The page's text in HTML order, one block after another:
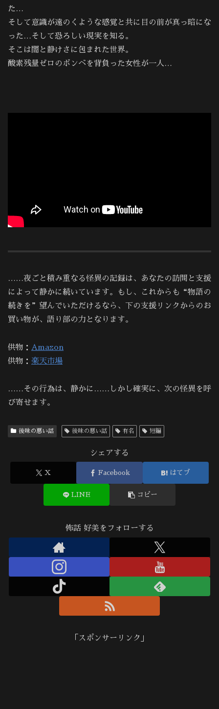
た…
そして意識が遠のくような感覚と共に目の前が真っ暗にな
った…そして恐ろしい現実を知る。
そこは闇と静けさに包まれた世界。
酸素残量ゼロのボンベを背負った女性が一人…
……夜ごと積み重なる怪異の記録は、あなたの訪問と支援
によって静かに続いています。もし、これからも“物語の
続きを”望んでいただけるなら、下の支援リンクからのお
買い物が、語り部の力となります。
供物： Amazon
供物： 楽天市場
……その行為は、静かに……しかし確実に、次の怪異を呼
び寄せます。
後味の悪い話 後味の悪い話 有名 短編
シェアする
X Facebook はてブ
LINE コピー
怖話 好美をフォローする
「スポンサーリンク」